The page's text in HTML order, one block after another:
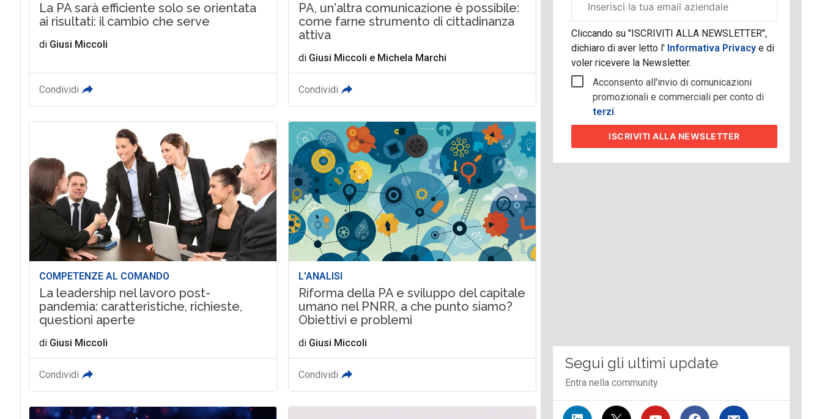
La PA sarà efficiente solo se orientata
ai risultati: il cambio che serve
di Giusi Miccoli
Condividi
PA, un'altra comunicazione è possibile:
come farne strumento di cittadinanza
attiva
di Giusi Miccoli e Michela Marchi
Condividi
COMPETENZE AL COMANDO
La leadership nel lavoro post-
pandemia: caratteristiche, richieste,
questioni aperte
di Giusi Miccoli
Condividi
L'ANALISI
Riforma della PA e sviluppo del capitale
umano nel PNRR, a che punto siamo?
Obiettivi e problemi
di Giusi Miccoli
Condividi
aziendale
Cliccando su "ISCRIVITI ALLA NEWSLETTER",
dichiaro di aver letto l' Informativa Privacye di
voler ricevere la Newsletter.
Acconsento all'invio di comunicazioni
promozionali e commerciali per conto di
terzi.
ISCRIVITIALLA NEWSLETTER
Segui gli ultimi update
Entra nella community